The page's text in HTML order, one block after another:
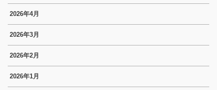
2026年4月
2026年3月
2026年2月
2026年1月